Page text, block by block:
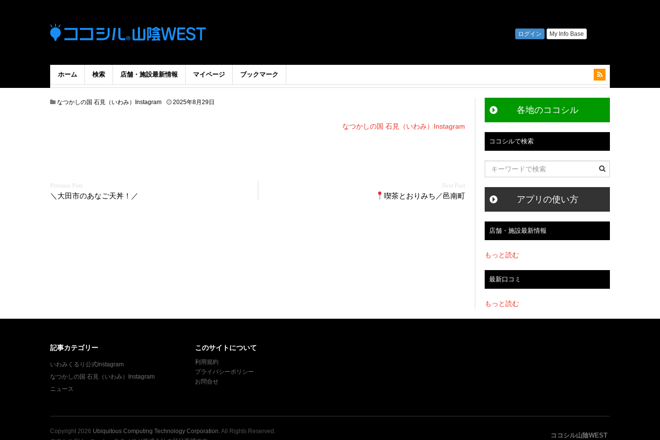
ホーム 検索 店舗・施設最新情報 マイページ ブックマーク
なつかしの国 石見（いわみ）Instagram 2025年8月29日
なつかしの国 石見（いわみ）Instagram
投
ョ
ン
＼大田市のあなご天丼！／ 喫茶とおりみち／邑南町
各地のココシル
ココシルで検索
アプリの使い方
店舗・施設最新情報
もっと読む
最新口コミ
もっと読む
記事カテゴリー
いわみくるり公式Instagram
なつかしの国 石見（いわみ）Instagram
ニュース
このサイトについて
利用規約
プライバシーポリシー
お問合せ
Copyright 2026 Ubiquitous Computing Technology Corporation. All Rights Reserved.
ココシル山陰WEST